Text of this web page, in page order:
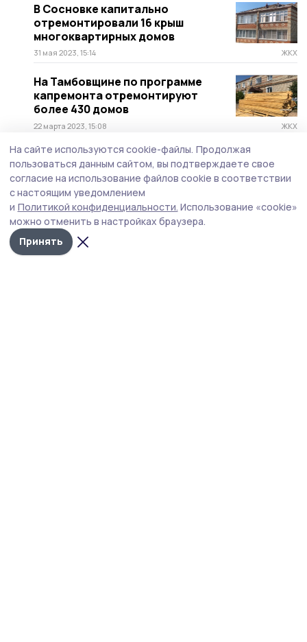
В Сосновке капитально
отремонтировали 16 крыш
многоквартирных домов
31 мая 2023, 15:14 ЖКХ
На Тамбовщине по программе
капремонта отремонтируют
более 430 домов
22 марта 2023, 15:08 ЖКХ
В жилом доме в Сосновке
выгорела комната
27 февраля 2023, 08:51
Многодетной инжавинской семье
вручили жилищный сертификат
На сайте используются cookie-файлы. Продолжая
пользоваться данным сайтом, вы подтверждаете свое
согласие на использование файлов cookie в соответствии
с настоящим уведомлением
и Политикой конфиденциальности. Использование «cookie»
можно отменить в настройках браузера.
Принять